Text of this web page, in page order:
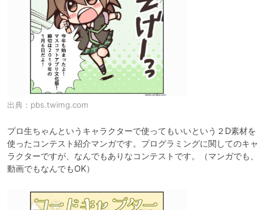
出典： pbs.twimg.com
プロ生ちゃんというキャラクターで使ってもいいという２D素材を
使ったコンテスト紹介マンガです。プログラミングに関してのキャ
ラクターですが、なんでもありなコンテストです。（マンガでも、
動画でもなんでもOK）